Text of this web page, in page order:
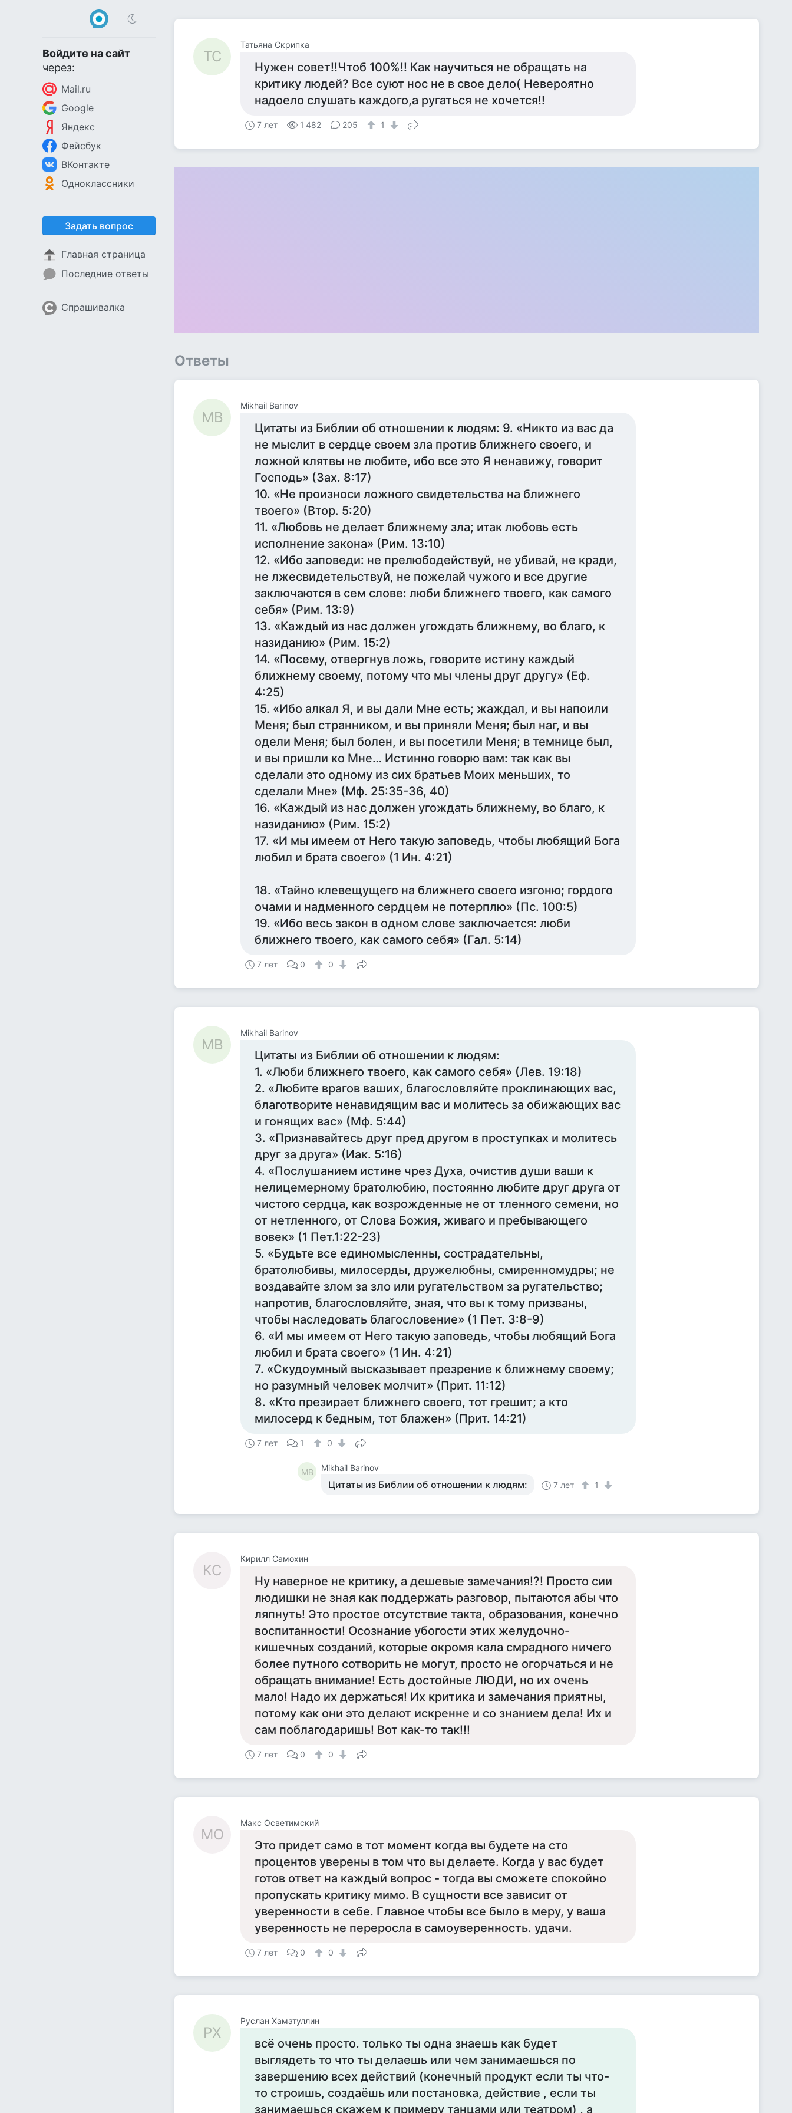
Войдите на сайт
через:
Mail.ru
Google
Яндекс
Фейсбук
ВКонтакте
Одноклассники
Задать вопрос
Главная страница
Последние ответы
Спрашивалка
ТС
Татьяна Скрипка
Нужен совет!!Чтоб 100%!! Как научиться не обращать на
критику людей? Все суют нос не в свое дело( Невероятно
надоело слушать каждого,а ругаться не хочется!!
7 лет 1 482 205 1
Ответы
MB
Mikhail Barinov
Цитаты из Библии об отношении к людям: 9. «Никто из вас да
не мыслит в сердце своем зла против ближнего своего, и
ложной клятвы не любите, ибо все это Я ненавижу, говорит
Господь» (Зах. 8:17)
10. «Не произноси ложного свидетельства на ближнего
твоего» (Втор. 5:20)
11. «Любовь не делает ближнему зла; итак любовь есть
исполнение закона» (Рим. 13:10)
12. «Ибо заповеди: не прелюбодействуй, не убивай, не кради,
не лжесвидетельствуй, не пожелай чужого и все другие
заключаются в сем слове: люби ближнего твоего, как самого
себя» (Рим. 13:9)
13. «Каждый из нас должен угождать ближнему, во благо, к
назиданию» (Рим. 15:2)
14. «Посему, отвергнув ложь, говорите истину каждый
ближнему своему, потому что мы члены друг другу» (Еф.
4:25)
15. «Ибо алкал Я, и вы дали Мне есть; жаждал, и вы напоили
Меня; был странником, и вы приняли Меня; был наг, и вы
одели Меня; был болен, и вы посетили Меня; в темнице был,
и вы пришли ко Мне… Истинно говорю вам: так как вы
сделали это одному из сих братьев Моих меньших, то
сделали Мне» (Мф. 25:35-36, 40)
16. «Каждый из нас должен угождать ближнему, во благо, к
назиданию» (Рим. 15:2)
17. «И мы имеем от Него такую заповедь, чтобы любящий Бога
любил и брата своего» (1 Ин. 4:21)
18. «Тайно клевещущего на ближнего своего изгоню; гордого
очами и надменного сердцем не потерплю» (Пс. 100:5)
19. «Ибо весь закон в одном слове заключается: люби
ближнего твоего, как самого себя» (Гал. 5:14)
7 лет 0 0
MB
Mikhail Barinov
Цитаты из Библии об отношении к людям:
1. «Люби ближнего твоего, как самого себя» (Лев. 19:18)
2. «Любите врагов ваших, благословляйте проклинающих вас,
благотворите ненавидящим вас и молитесь за обижающих вас
и гонящих вас» (Мф. 5:44)
3. «Признавайтесь друг пред другом в проступках и молитесь
друг за друга» (Иак. 5:16)
4. «Послушанием истине чрез Духа, очистив души ваши к
нелицемерному братолюбию, постоянно любите друг друга от
чистого сердца, как возрожденные не от тленного семени, но
от нетленного, от Слова Божия, живаго и пребывающего
вовек» (1 Пет.1:22-23)
5. «Будьте все единомысленны, сострадательны,
братолюбивы, милосерды, дружелюбны, смиренномудры; не
воздавайте злом за зло или ругательством за ругательство;
напротив, благословляйте, зная, что вы к тому призваны,
чтобы наследовать благословение» (1 Пет. 3:8-9)
6. «И мы имеем от Него такую заповедь, чтобы любящий Бога
любил и брата своего» (1 Ин. 4:21)
7. «Скудоумный высказывает презрение к ближнему своему;
но разумный человек молчит» (Прит. 11:12)
8. «Кто презирает ближнего своего, тот грешит; а кто
милосерд к бедным, тот блажен» (Прит. 14:21)
7 лет 1 0
MB Mikhail Barinov
Цитаты из Библии об отношении к людям: 7 лет 1
КС
Кирилл Самохин
Ну наверное не критику, а дешевые замечания!?! Просто сии
людишки не зная как поддержать разговор, пытаются абы что
ляпнуть! Это простое отсутствие такта, образования, конечно
воспитанности! Осознание убогости этих желудочно-
кишечных созданий, которые окромя кала смрадного ничего
более путного сотворить не могут, просто не огорчаться и не
обращать внимание! Есть достойные ЛЮДИ, но их очень
мало! Надо их держаться! Их критика и замечания приятны,
потому как они это делают искренне и со знанием дела! Их и
сам поблагодаришь! Вот как-то так!!!
7 лет 0 0
МО
Макс Осветимский
Это придет само в тот момент когда вы будете на сто
процентов уверены в том что вы делаете. Когда у вас будет
готов ответ на каждый вопрос - тогда вы сможете спокойно
пропускать критику мимо. В сущности все зависит от
уверенности в себе. Главное чтобы все было в меру, у ваша
уверенность не переросла в самоуверенность. удачи.
7 лет 0 0
РХ
Руслан Хаматуллин
всё очень просто. только ты одна знаешь как будет
выглядеть то что ты делаешь или чем занимаешься по
завершению всех действий (конечный продукт если ты что-
то строишь, создаёшь или постановка, действие , если ты
занимаешься скажем к примеру танцами или театром) , а